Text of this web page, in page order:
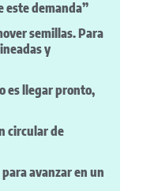
este demanda”
semillas. Para
y
es llegar pronto,
circular de
avanzar en un